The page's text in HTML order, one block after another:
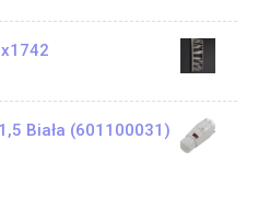
Biała (601100031)